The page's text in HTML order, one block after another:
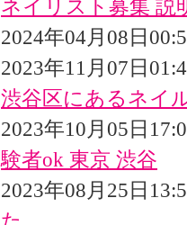
ネイリスト募集 説
2024年04月08日
2023年11月07日
渋谷区にあるネイ
2023年10月05日
験者ok 東京 渋谷
2023年08月25日